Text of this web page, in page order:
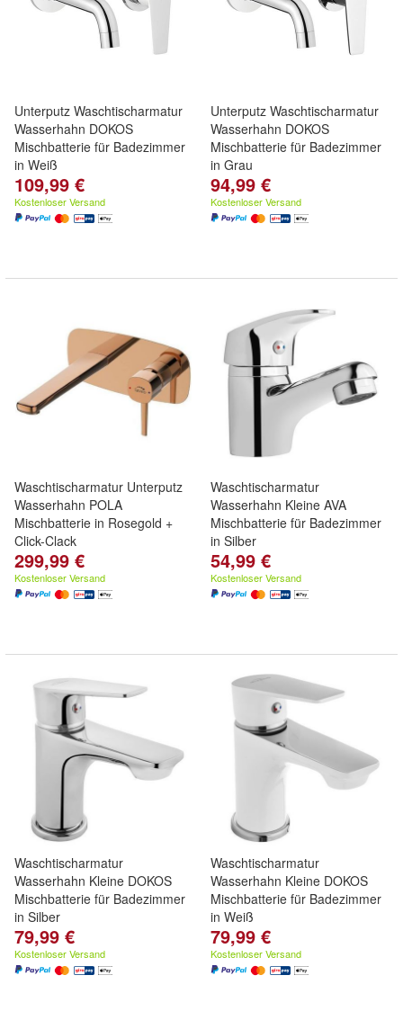
Unterputz Waschtischarmatur
Wasserhahn DOKOS
Mischbatterie für Badezimmer
in Weiß
109,99 €
Kostenloser Versand
Unterputz Waschtischarmatur
Wasserhahn DOKOS
Mischbatterie für Badezimmer
in Grau
94,99 €
Kostenloser Versand
Waschtischarmatur Unterputz
Wasserhahn POLA
Mischbatterie in Rosegold +
Click-Clack
299,99 €
Kostenloser Versand
Waschtischarmatur
Wasserhahn Kleine AVA
Mischbatterie für Badezimmer
in Silber
54,99 €
Kostenloser Versand
Waschtischarmatur
Wasserhahn Kleine DOKOS
Mischbatterie für Badezimmer
in Silber
79,99 €
Kostenloser Versand
Waschtischarmatur
Wasserhahn Kleine DOKOS
Mischbatterie für Badezimmer
in Weiß
79,99 €
Kostenloser Versand